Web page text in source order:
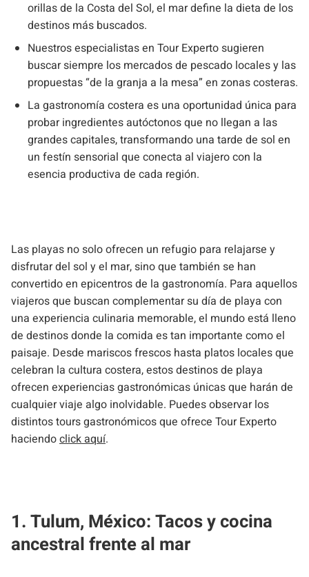
orillas de la Costa del Sol, el mar define la dieta de los
destinos más buscados.
Nuestros especialistas en Tour Experto sugieren
buscar siempre los mercados de pescado locales y las
propuestas “de la granja a la mesa” en zonas costeras.
La gastronomía costera es una oportunidad única para
probar ingredientes autóctonos que no llegan a las
grandes capitales, transformando una tarde de sol en
un festín sensorial que conecta al viajero con la
esencia productiva de cada región.
Las playas no solo ofrecen un refugio para relajarse y
disfrutar del sol y el mar, sino que también se han
convertido en epicentros de la gastronomía. Para aquellos
viajeros que buscan complementar su día de playa con
una experiencia culinaria memorable, el mundo está lleno
de destinos donde la comida es tan importante como el
paisaje. Desde mariscos frescos hasta platos locales que
celebran la cultura costera, estos destinos de playa
ofrecen experiencias gastronómicas únicas que harán de
cualquier viaje algo inolvidable. Puedes observar los
distintos tours gastronómicos que ofrece Tour Experto
haciendoclick aquí.
1. Tulum, México: Tacos y cocina
ancestral frente al mar